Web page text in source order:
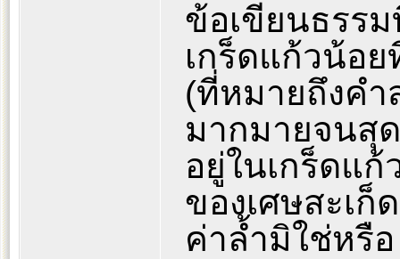
ข้อเขียนธรร
เกร็ดแก้วน้อ
(ที่หมายถึงคำ
มากมายจนสุ
อยู่ในเกร็ดแก้
ของเศษสะเ
ค่าล้ำมิใช่หรื